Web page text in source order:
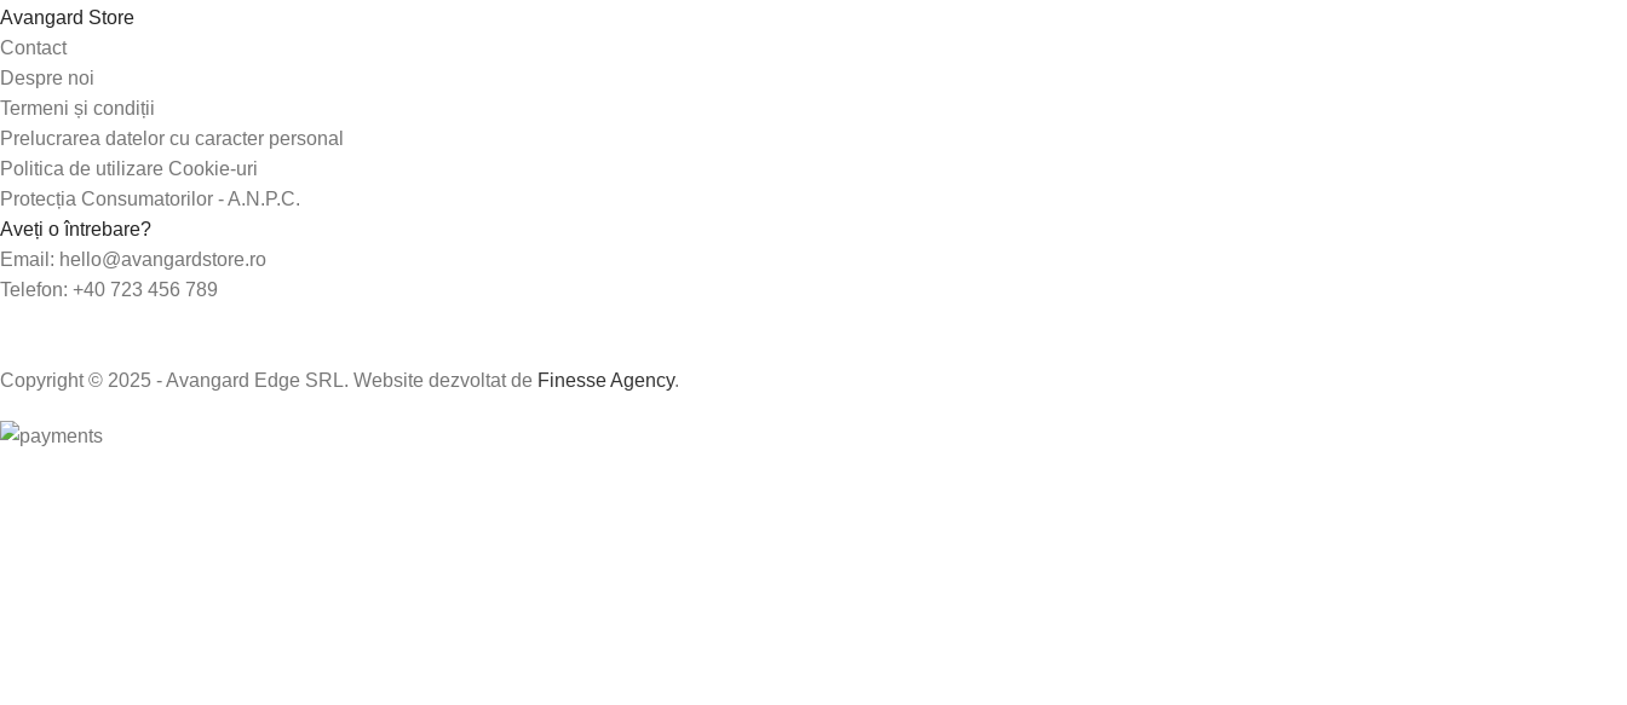
Avangard Store
Contact
Despre noi
Termeni și condiții
Prelucrarea datelor cu caracter personal
Politica de utilizare Cookie-uri
Protecția Consumatorilor - A.N.P.C.
Aveți o întrebare?
Email: hello@avangardstore.ro
Telefon: +40 723 456 789
Copyright © 2025 - Avangard Edge SRL. Website dezvoltat de Finesse Agency.